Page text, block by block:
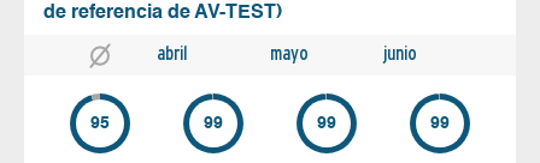
de referencia de AV-TEST)
abril mayo junio
95 99 99 99